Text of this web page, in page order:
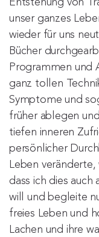
Entstehung von
unser ganzes
wieder für uns
Bücher
Programmen und
ganz tollen
Symptome und
früher ablegen
tiefen inneren
persönlicher
Leben
dass ich dies
will und begleite
freies Leben und
Lachen und ihre